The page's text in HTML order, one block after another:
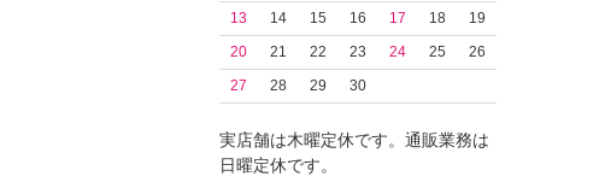
13
14 15 16 17 18
19
20
21 22 23 24 25
26
27
28 29 30
実店舗は木曜定休です。通販業務は
日曜定休です。